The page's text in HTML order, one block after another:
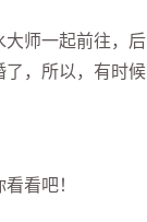
大师一起前往，后
了，所以，有时候
看吧！